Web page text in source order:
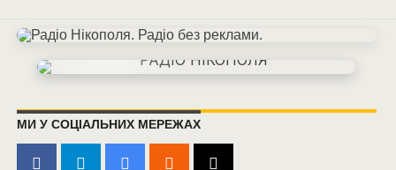
МИ У СОЦІАЛЬНИХ МЕРЕЖАХ